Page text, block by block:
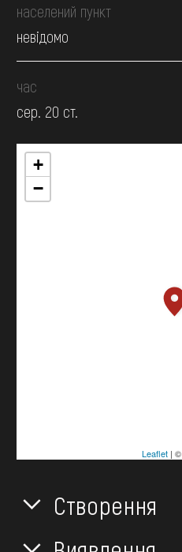
населений пункт
невідомо
час
сер. 20 ст.
+
−
Leaflet| ©
Створення